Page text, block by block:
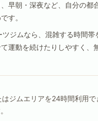
早朝・深夜など、自分の都
す。
ジムなら、混雑する時間帯
運動を続けたりしやすく、
ジムエリアを24時間利用で